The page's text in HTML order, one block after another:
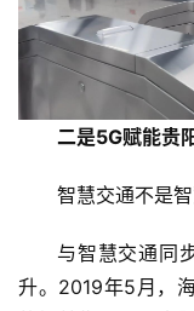
首
业
二是5G赋能贵
智慧交通不是智
与智慧交通同
升。2019年5月，